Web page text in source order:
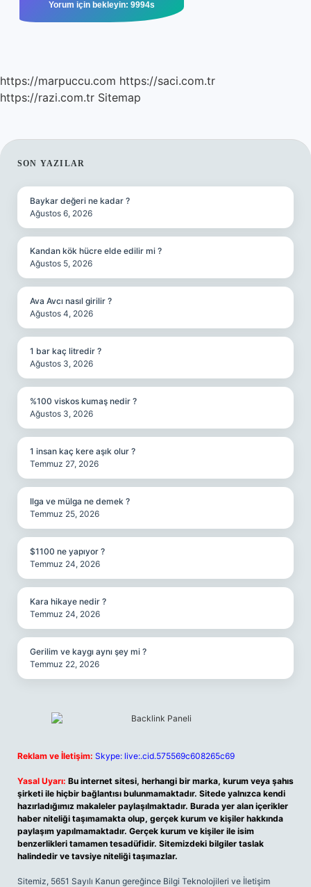
https://marpuccu.com https://saci.com.tr
https://razi.com.tr Sitemap
SIDEBAR
SON YAZILAR
Baykar değeri ne kadar ?
Ağustos 6, 2026
Kandan kök hücre elde edilir mi ?
Ağustos 5, 2026
Ava Avcı nasıl girilir ?
Ağustos 4, 2026
1 bar kaç litredir ?
Ağustos 3, 2026
%100 viskos kumaş nedir ?
Ağustos 3, 2026
1 insan kaç kere aşık olur ?
Temmuz 27, 2026
Ilga ve mülga ne demek ?
Temmuz 25, 2026
$1100 ne yapıyor ?
Temmuz 24, 2026
Kara hikaye nedir ?
Temmuz 24, 2026
Gerilim ve kaygı aynı şey mi ?
Temmuz 22, 2026
Reklam ve İletişim: Skype: live:.cid.575569c608265c69
Yasal Uyarı: Bu internet sitesi, herhangi bir marka, kurum veya şahıs
şirketi ile hiçbir bağlantısı bulunmamaktadır. Sitede yalnızca kendi
hazırladığımız makaleler paylaşılmaktadır. Burada yer alan içerikler
haber niteliği taşımamakta olup, gerçek kurum ve kişiler hakkında
paylaşım yapılmamaktadır. Gerçek kurum ve kişiler ile isim
benzerlikleri tamamen tesadüfidir. Sitemizdeki bilgiler taslak
halindedir ve tavsiye niteliği taşımazlar.
Sitemiz, 5651 Sayılı Kanun gereğince Bilgi Teknolojileri ve İletişim